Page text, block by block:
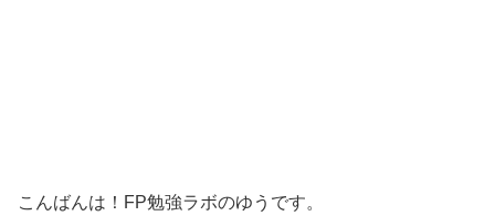
こんばんは！FP勉強ラボのゆうです。